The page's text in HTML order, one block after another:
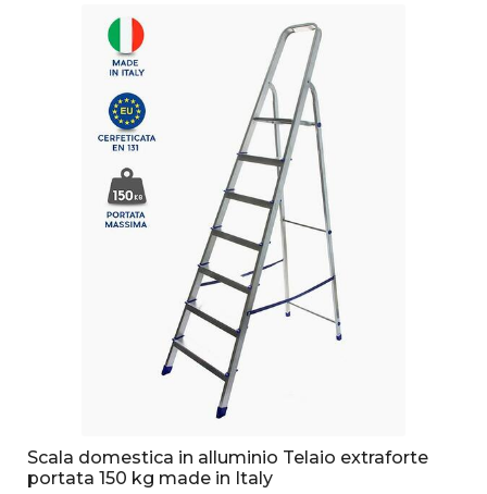
Scala domestica in alluminio Telaio extraforte
portata 150 kg made in Italy